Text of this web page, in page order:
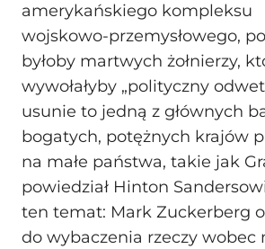
amerykańskiego kompleksu
wojskowo‑przemysłowego,
byłoby martwych żołnierzy,
wywołałyby „polityczny
usunie to jedną z głównych
bogatych, potężnych krajów
na małe państwa, takie jak
powiedział Hinton
ten temat: Mark Zuckerberg
do wybaczenia rzeczy wobec